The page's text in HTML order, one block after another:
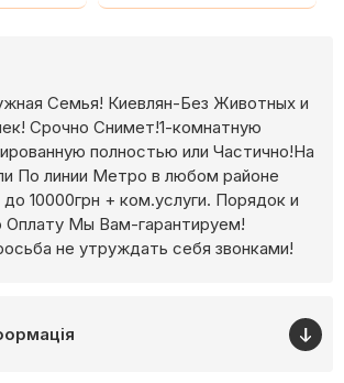
Семья! Киевлян-Без Животных и
Срочно Снимет!1-комнатную
полностью или Частично!На
По линии Метро в любом районе
до 10000грн + ком.услуги. Порядок и
Оплату Мы Вам-гарантируем!
не утруждать себя звонками!